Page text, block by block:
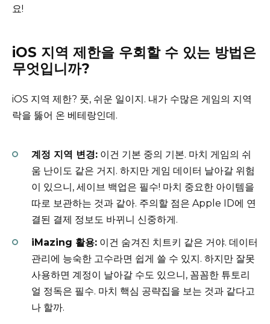
요!
iOS 지역 제한을 우회할 수 있는 방법은
무엇입니까?
iOS 지역 제한? 풋, 쉬운 일이지. 내가 수많은 게임의 지역
락을 뚫어 온 베테랑인데.
계정 지역 변경: 이건 기본 중의 기본. 마치 게임의 쉬
움 난이도 같은 거지. 하지만 게임 데이터 날아갈 위험
이 있으니, 세이브 백업은 필수! 마치 중요한 아이템을
따로 보관하는 것과 같아. 주의할 점은 Apple ID에 연
결된 결제 정보도 바뀌니 신중하게.
iMazing 활용: 이건 숨겨진 치트키 같은 거야. 데이터
관리에 능숙한 고수라면 쉽게 쓸 수 있지. 하지만 잘못
사용하면 계정이 날아갈 수도 있으니, 꼼꼼한 튜토리
얼 정독은 필수. 마치 핵심 공략집을 보는 것과 같다고
나 할까.